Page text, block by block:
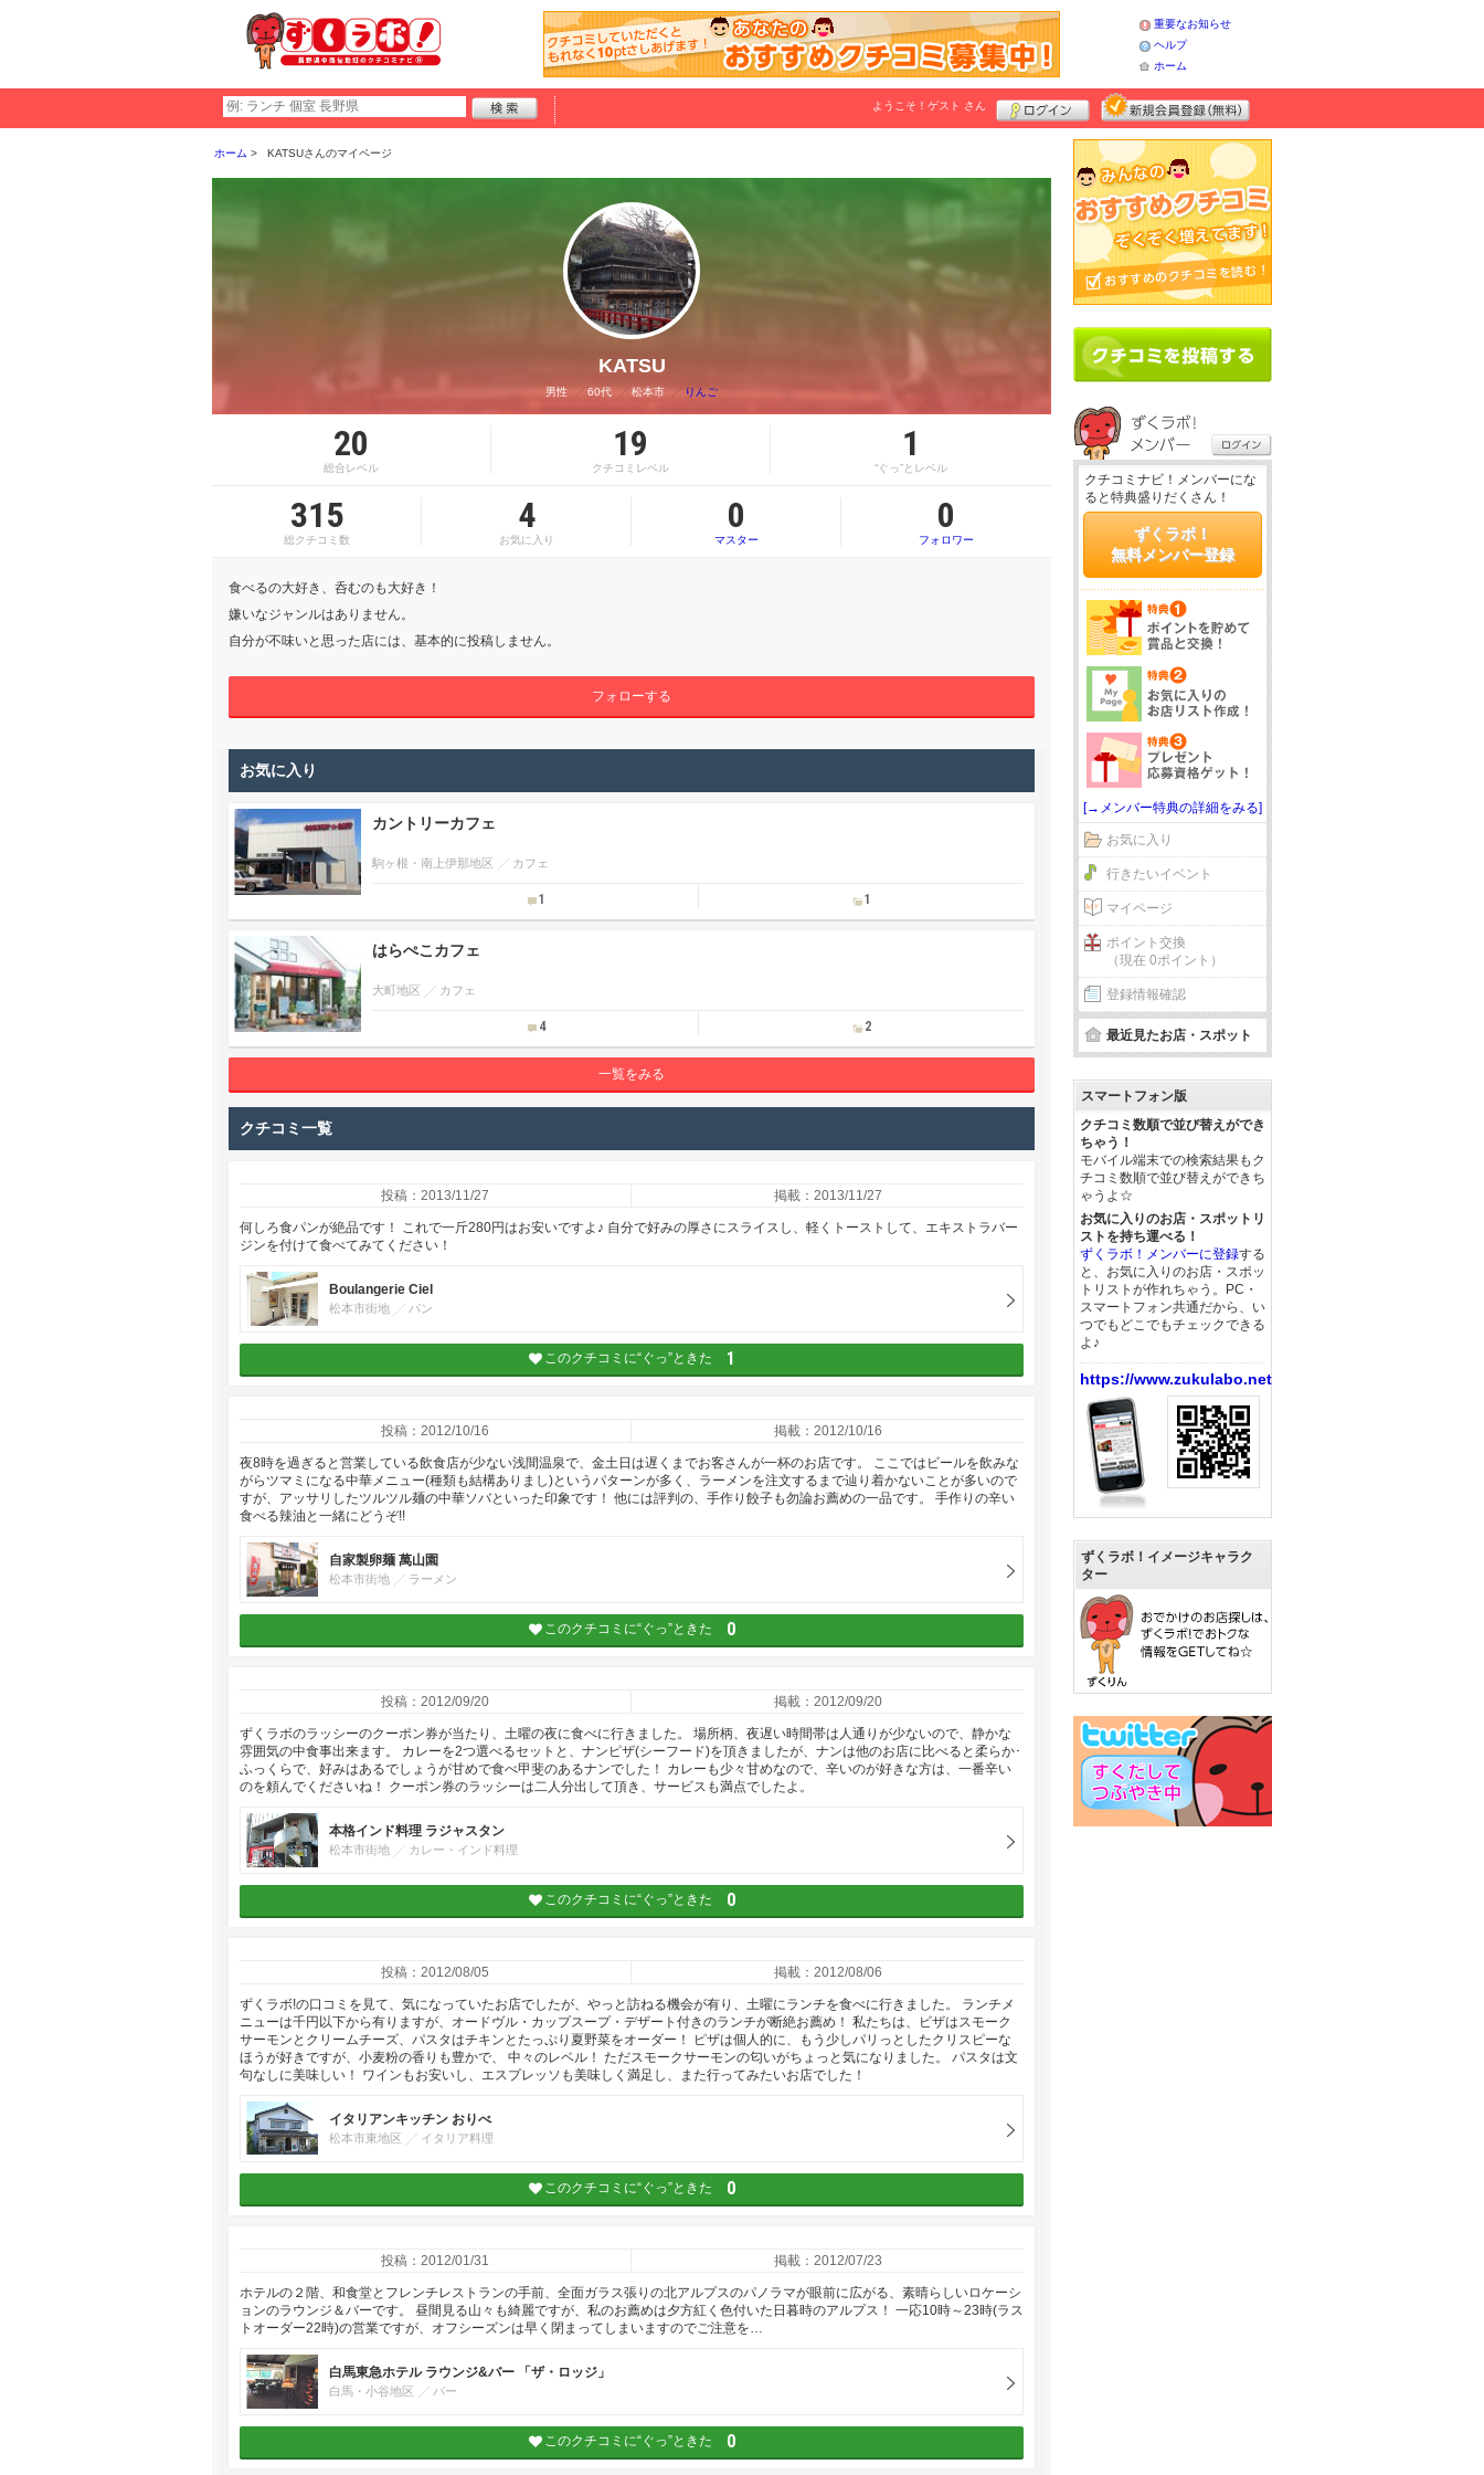
重要なお知らせ
ヘルプ
ホーム
ようこそ！ ゲスト さん
ホーム KATSUさんのマイページ
KATSU
男性 60代 松本市 りんご
20
総合レベル
19
クチコミレベル
1
“ぐっ”とレベル
315
総クチコミ数
4
お気に入り
0
マスター
0
フォロワー
食べるの大好き、呑むのも大好き！
嫌いなジャンルはありません。
自分が不味いと思った店には、基本的に投稿しません。
フォローする
お気に入り
カントリーカフェ
駒ヶ根・南上伊那地区 カフェ
1 1
はらぺこカフェ
大町地区 カフェ
4 2
一覧をみる
クチコミ一覧
投稿：2013/11/27 掲載：2013/11/27
何しろ食パンが絶品です！ これで一斤280円はお安いですよ♪ 自分で好みの厚さにスライスし、軽くトーストして、エキストラバー
ジンを付けて食べてみてください！
Boulangerie Ciel
松本市街地 パン
このクチコミに“ぐっ”ときた 1
投稿：2012/10/16 掲載：2012/10/16
夜8時を過ぎると営業している飲食店が少ない浅間温泉で、金土日は遅くまでお客さんが一杯のお店です。 ここではビールを飲みな
がらツマミになる中華メニュー(種類も結構ありまし)というパターンが多く、ラーメンを注文するまで辿り着かないことが多いので
すが、アッサリしたツルツル麺の中華ソバといった印象です！ 他には評判の、手作り餃子も勿論お薦めの一品です。 手作りの辛い
食べる辣油と一緒にどうぞ!!
自家製卵麺 萬山園
松本市街地 ラーメン
このクチコミに“ぐっ”ときた 0
投稿：2012/09/20 掲載：2012/09/20
ずくラボのラッシーのクーポン券が当たり、土曜の夜に食べに行きました。 場所柄、夜遅い時間帯は人通りが少ないので、静かな
雰囲気の中食事出来ます。 カレーを2つ選べるセットと、ナンピザ(シーフード)を頂きましたが、ナンは他のお店に比べると柔らか･
ふっくらで、好みはあるでしょうが甘めで食べ甲斐のあるナンでした！ カレーも少々甘めなので、辛いのが好きな方は、一番辛い
のを頼んでくださいね！ クーポン券のラッシーは二人分出して頂き、サービスも満点でしたよ。
本格インド料理 ラジャスタン
松本市街地 カレー・インド料理
このクチコミに“ぐっ”ときた 0
投稿：2012/08/05 掲載：2012/08/06
ずくラボ!の口コミを見て、気になっていたお店でしたが、やっと訪ねる機会が有り、土曜にランチを食べに行きました。 ランチメ
ニューは千円以下から有りますが、オードヴル・カップスープ・デザート付きのランチが断絶お薦め！ 私たちは、ビザはスモーク
サーモンとクリームチーズ、パスタはチキンとたっぷり夏野菜をオーダー！ ピザは個人的に、もう少しパリっとしたクリスピーな
ほうが好きですが、小麦粉の香りも豊かで、 中々のレベル！ ただスモークサーモンの匂いがちょっと気になりました。 パスタは文
句なしに美味しい！ ワインもお安いし、エスプレッソも美味しく満足し、また行ってみたいお店でした！
イタリアンキッチン おりべ
松本市東地区 イタリア料理
このクチコミに“ぐっ”ときた 0
投稿：2012/01/31 掲載：2012/07/23
ホテルの２階、和食堂とフレンチレストランの手前、全面ガラス張りの北アルプスのパノラマが眼前に広がる、素晴らしいロケーシ
ョンのラウンジ＆バーです。 昼間見る山々も綺麗ですが、私のお薦めは夕方紅く色付いた日暮時のアルプス！ 一応10時～23時(ラス
トオーダー22時)の営業ですが、オフシーズンは早く閉まってしまいますのでご注意を…
白馬東急ホテル ラウンジ&バー 「ザ・ロッジ」
白馬・小谷地区 バー
このクチコミに“ぐっ”ときた 0
クチコミナビ！メンバーにな
ると特典盛りだくさん！
ずくラボ！
無料メンバー登録
[→メンバー特典の詳細をみる]
お気に入り
行きたいイベント
マイページ
ポイント交換
（現在 0ポイント）
登録情報確認
最近見たお店・スポット
スマートフォン版
クチコミ数順で並び替えができ
ちゃう！
モバイル端末での検索結果もク
チコミ数順で並び替えができち
ゃうよ☆
お気に入りのお店・スポットリ
ストを持ち運べる！
ずくラボ！メンバーに登録する
と、お気に入りのお店・スポッ
トリストが作れちゃう。PC・
スマートフォン共通だから、い
つでもどこでもチェックできる
よ♪
https://www.zukulabo.net/
ずくラボ！イメージキャラク
ター